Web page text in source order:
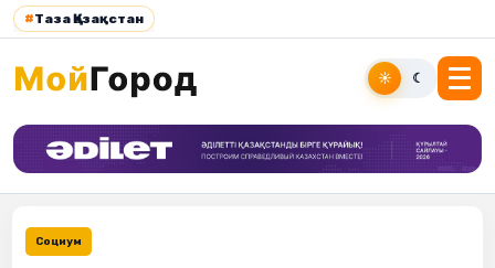
#Таза Қазақстан
☀ ☾
Социум